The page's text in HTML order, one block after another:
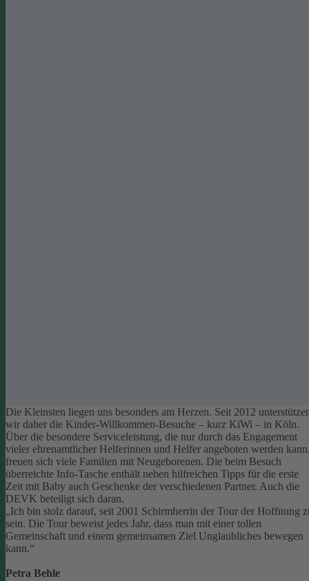
Die Kleinsten liegen uns besonders am Herzen. Seit 2012
wir daher die Kinder-Willkommen-Besuche – kurz KiWi – in Köln.
Über die besondere Serviceleistung, die nur durch das Engagement
vieler ehrenamtlicher Helferinnen und Helfer angeboten werden
freuen sich viele Familien mit Neugeborenen. Die beim Besuch
überreichte Info-Tasche enthält neben hilfreichen Tipps für die erste
Zeit mit Baby auch Geschenke der verschiedenen Partner. Auch die
DEVK beteiligt sich daran.
„Ich bin stolz darauf, seit 2001 Schirmherrin der Tour der Hoffnung
sein. Die Tour beweist jedes Jahr, dass man mit einer tollen
Gemeinschaft und einem gemeinsamen Ziel Unglaubliches bewegen
kann.“
Petra Behle